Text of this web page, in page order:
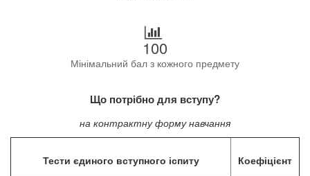
100
Мінімальний бал з кожного предмету
Що потрібно для вступу?
на контрактну форму навчання
Тести єдиного вступного іспиту Коефіцієнт